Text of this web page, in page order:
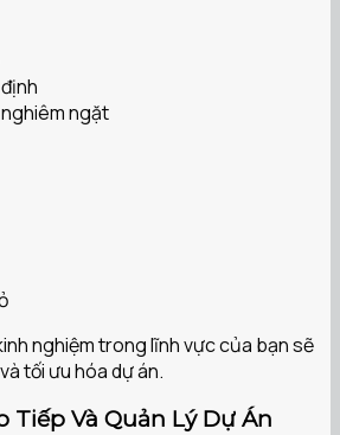
ngặt
nghiệm trong lĩnh vực của bạn sẽ
tối ưu hóa dự án.
Tiếp Và Quản Lý Dự Án